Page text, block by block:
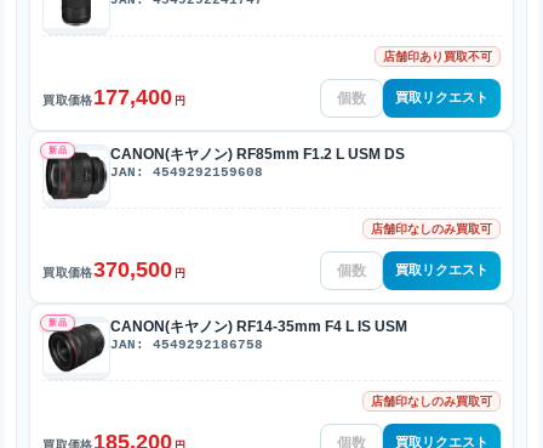
店舗印あり買取不可
買取価格177,400 円 買取リクエスト
新品 CANON(キヤノン) RF85mm F1.2 L USM DS
JAN: 4549292159608
店舗印なしのみ買取可
買取価格370,500 円 買取リクエスト
新品 CANON(キヤノン) RF14-35mm F4 L IS USM
JAN: 4549292186758
店舗印なしのみ買取可
買取価格185,200 買取リクエスト